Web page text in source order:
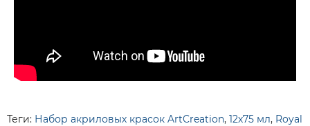
Теги: Набор акриловых красок ArtCreation, 12х75 мл, Royal